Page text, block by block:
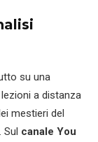
su una
a distanza
mestieri del
Sul canale You